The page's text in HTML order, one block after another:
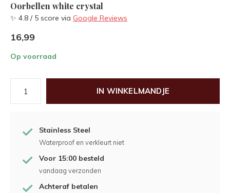
Oorbellen white crystal
✨ 4.8 / 5 score via Google Reviews
16,99
Op voorraad
IN WINKELMANDJE
Stainless Steel
Waterproof en verkleurt niet
Voor 15:00 besteld
vandaag verzonden
Achteraf betalen